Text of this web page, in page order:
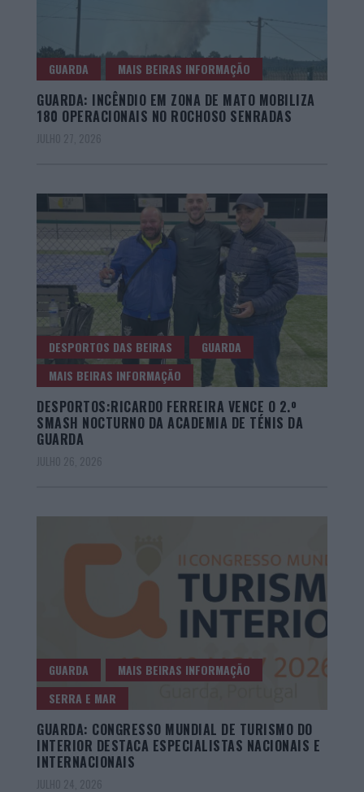
GUARDA MAIS BEIRAS INFORMAÇÃO
GUARDA: INCÊNDIO EM ZONA DE MATO MOBILIZA
180 OPERACIONAIS NO ROCHOSO SENRADAS
DESPORTOS DAS BEIRAS
GUARDA
MAIS BEIRAS INFORMAÇÃO
DESPORTOS:RICARDO FERREIRA VENCE O 2.º
SMASH NOCTURNO DA ACADEMIA DE TÉNIS DA
GUARDA
GUARDA
MAIS BEIRAS INFORMAÇÃO
SERRA E MAR
GUARDA: CONGRESSO MUNDIAL DE TURISMO DO
INTERIOR DESTACA ESPECIALISTAS NACIONAIS E
INTERNACIONAIS